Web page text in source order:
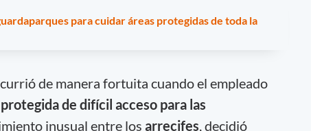
para cuidar áreas protegidas de toda la
de manera fortuita cuando el empleado
de difícil acceso para las
inusual entre los arrecifes , decidió